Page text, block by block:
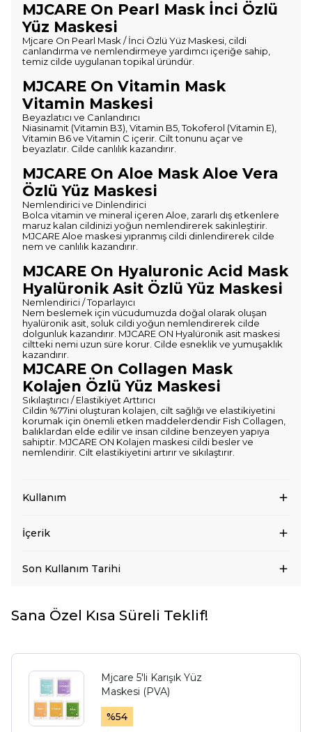
MJCARE On Pearl Mask İnci Özlü
Yüz Maskesi
Mjcare On Pearl Mask / İnci Özlü Yüz Maskesi, cildi
canlandırma ve nemlendirmeye yardımcı içeriğe sahip,
temiz cilde uygulanan topikal üründür.
MJCARE On Vitamin Mask
Vitamin Maskesi
Beyazlatıcı ve Canlandırıcı
Niasinamit (Vitamin B3), Vitamin B5, Tokoferol (Vitamin E),
Vitamin B6 ve Vitamin C içerir. Cilt tonunu açar ve
beyazlatır. Cilde canlılık kazandırır.
MJCARE On Aloe Mask Aloe Vera
Özlü Yüz Maskesi
Nemlendirici ve Dinlendirici
Bolca vitamin ve mineral içeren Aloe, zararlı dış etkenlere
maruz kalan cildinizi yoğun nemlendirerek sakinleştirir.
MJCARE Aloe maskesi yıpranmış cildi dinlendirerek cilde
nem ve canlılık kazandırır.
MJCARE On Hyaluronic Acid Mask
Hyalüronik Asit Özlü Yüz Maskesi
Nemlendirici / Toparlayıcı
Nem beslemek için vücudumuzda doğal olarak oluşan
hyalüronik asit, soluk cildi yoğun nemlendirerek cilde
dolgunluk kazandırır. MJCARE ON Hyalüronik asit maskesi
ciltteki nemi uzun süre korur. Cilde esneklik ve yumuşaklık
kazandırır.
MJCARE On Collagen Mask
Kolajen Özlü Yüz Maskesi
Sıkılaştırıcı / Elastikiyet Arttırıcı
Cildin %77ini oluşturan kolajen, cilt sağlığı ve elastikiyetini
korumak için önemli etken maddelerdendir Fish Collagen,
balıklardan elde edilir ve insan cildine benzeyen yapıya
sahiptir. MJCARE ON Kolajen maskesi cildi besler ve
nemlendirir. Cilt elastikiyetini artırır ve sıkılaştırır.
Kullanım
İçerik
Son Kullanım Tarihi
Sana Özel Kısa Süreli Teklif!
Mjcare 5'li Karışık Yüz
Maskesi (PVA)
%54